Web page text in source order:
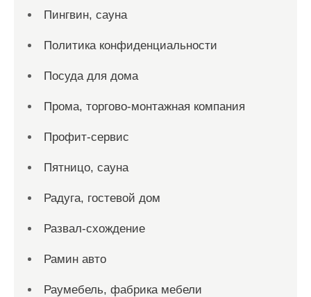
Пингвин, сауна
Политика конфиденциальности
Посуда для дома
Прома, торгово-монтажная компания
Профит-сервис
Пятницо, сауна
Радуга, гостевой дом
Развал-схождение
Рамин авто
Раумебель, фабрика мебели